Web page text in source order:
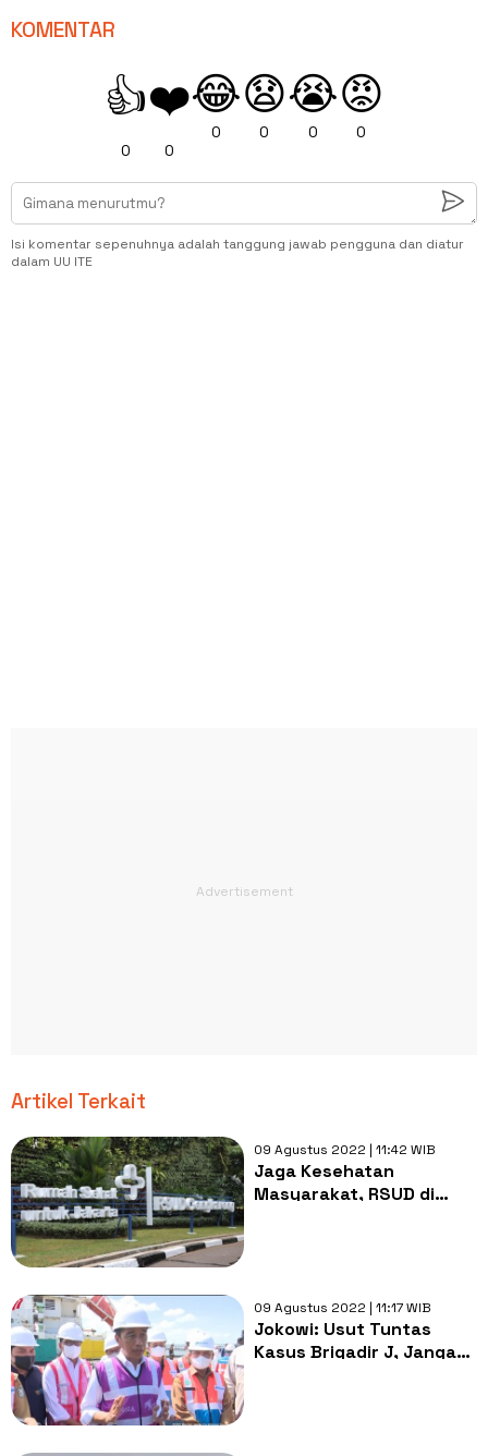
KOMENTAR
👍
0
❤️
0
😂
0
😧
0
😭
0
😡
0
Isi komentar sepenuhnya adalah tanggung jawab pengguna dan diatur
dalam UU ITE
Artikel Terkait
09 Agustus 2022 | 11:42 WIB
Jaga Kesehatan
Masyarakat, RSUD di
09 Agustus 2022 | 11:17 WIB
Jokowi: Usut Tuntas
Kasus Brigadir J, Jangan